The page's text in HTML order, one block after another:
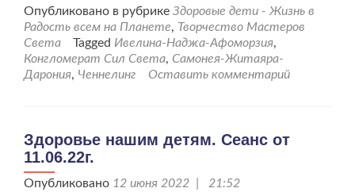
проЗдоровье
нашим
детям.
Сеанс
от
Опубликовано в рубрике Здоровые дети - Жизнь в
Радость всем на Планете, Творчество Мастеров
Света
Tagged Ивелина-Наджа-Афоморзия,
Конгломерат Сил Света, Самонея-Житаяра-
Дарония, Ченнелинг Оставить комментарий
Здоровье нашим детям. Сеанс от
11.06.22г.
Опубликовано 12 июня 2022 | 21:52